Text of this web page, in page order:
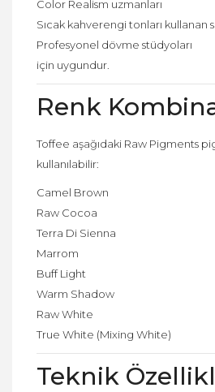
Color Realism uzmanları
Sıcak kahverengi tonları kullanan
Profesyonel dövme stüdyoları
için uygundur.
Renk
Toffee aşağıdaki Raw Pigments
kullanılabilir:
Camel Brown
Raw Cocoa
Terra Di Sienna
Marrom
Buff Light
Warm Shadow
Raw White
True White (Mixing White)
Teknik